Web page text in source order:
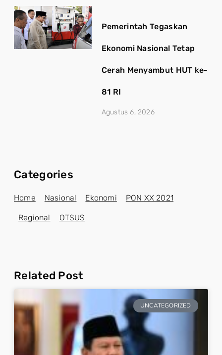
Pemerintah Tegaskan
Ekonomi Nasional Tetap
Cerah Menyambut HUT ke-
81 RI
Agustus 6, 2026
Categories
Home Nasional Ekonomi PON XX 2021
Regional OTSUS
Related Post
UNCATEGORIZED